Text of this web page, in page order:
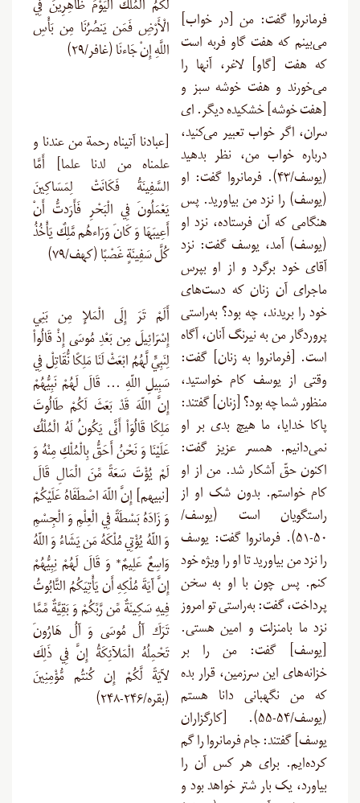
فرمانروا گفت: من [در خواب]
می‌بینم که هفت گاو فربه است
که هفت [گاو] لاغر، آنها را
می‌خورند و هفت خوشه سبز و
[هفت خوشه] خشکیده دیگر. ای
سران، اگر خواب تعبیر می‌کنید،
درباره خواب من، نظر بدهید
(یوسف/۴۳). فرمانروا گفت: او
(یوسف) را نزد من بیاورید. پس
هنگامی که آن فرستاده، نزد او
(یوسف) آمد، یوسف گفت: نزد
آقای خود برگرد و از او بپرس
ماجرای آن زنان که دست‌های
خود را بریدند، چه بود؟ به‌راستی
پروردگار من به نیرنگ آنان، آگاه
است. [فرمانروا به زنان] گفت:
وقتی از یوسف کام خواستید،
منظور شما چه بود؟ [زنان] گفتند:
پاکا خدایا، ما هیچ بدی بر او
نمی‌دانیم. همسر عزیز گفت:
اکنون حقّ آشکار شد. من از او
کام خواستم. بدون شک او از
راستگویان است (یوسف/
۵۰-۵۱). فرمانروا گفت: یوسف
را نزد من بیاورید تا او را ویژه خود
کنم. پس چون با او به سخن
پرداخت، گفت: به‌راستی تو امروز
نزد ما بامنزلت و امین هستی.
[یوسف] گفت: من را بر
خزانه‌های این سرزمین، قرار بده
که من نگهبانی دانا هستم
(یوسف/۵۴-۵۵). [کارگزاران
یوسف] گفتند: جام فرمانروا را گم
کرده‌ایم. برای هر کس آن را
بیاورد، یک بار شتر خواهد بود و
لَكُمُ الْمُلْكُ الْيَوْمَ ظَاهِرِينَ فِي
الْأَرْضِ فَمَن يَنصُرُنَا مِن بَأْسِ
اللَّهِ إِنْ جَاءنَا (غافر/۲۹)
[عبادنا آتيناه رحمة من عندنا و
علمناه من لدنا علما] أَمَّا
السَّفِينَةُ فَكَانَتْ لِمَسَاكِينَ
يَعْمَلُونَ فِي الْبَحْرِ فَأَرَدتُّ أَنْ
أَعِيبَهَا وَ كَانَ وَرَاءهُم مَّلِكٌ يَأْخُذُ
كُلَّ سَفِينَةٍ غَصْبًا (کهف/۷۹)
أَلَمْ تَرَ إِلَى الْمَلإِ مِن بَنِي
إِسْرَائِيلَ مِن بَعْدِ مُوسَى إِذْ قَالُواْ
لِنَبِيٍّ لَّهُمُ ابْعَثْ لَنَا مَلِكًا نُّقَاتِلْ فِي
سَبِيلِ اللّهِ … قَالَ لَهُمْ نَبِيُّهُمْ
إِنَّ اللّهَ قَدْ بَعَثَ لَكُمْ طَالُوتَ
مَلِكًا قَالُوَاْ أَنَّى يَكُونُ لَهُ الْمُلْكُ
عَلَيْنَا وَ نَحْنُ أَحَقُّ بِالْمُلْكِ مِنْهُ وَ
لَمْ يُؤْتَ سَعَةً مِّنَ الْمَالِ قَالَ
[نبیهم] إِنَّ اللّهَ اصْطَفَاهُ عَلَيْكُمْ
وَ زَادَهُ بَسْطَةً فِي الْعِلْمِ وَ الْجِسْمِ
وَ اللّهُ يُؤْتِي مُلْكَهُ مَن يَشَاءُ وَ اللّهُ
وَاسِعٌ عَلِيمٌ* وَ قَالَ لَهُمْ نِبِيُّهُمْ
إِنَّ آيَةَ مُلْكِهِ أَن يَأْتِيَكُمُ التَّابُوتُ
فِيهِ سَكِينَةٌ مِّن رَّبِّكُمْ وَ بَقِيَّةٌ مِّمَّا
تَرَكَ آلُ مُوسَى وَ آلُ هَارُونَ
تَحْمِلُهُ الْمَلآئِكَةُ إِنَّ فِي ذَلِكَ
لآيَةً لَّكُمْ إِن كُنتُم مُّؤْمِنِينَ
(بقره/۲۴۶-۲۴۸)